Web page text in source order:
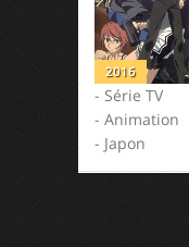
2016
- Série TV
- Animation
- Japon